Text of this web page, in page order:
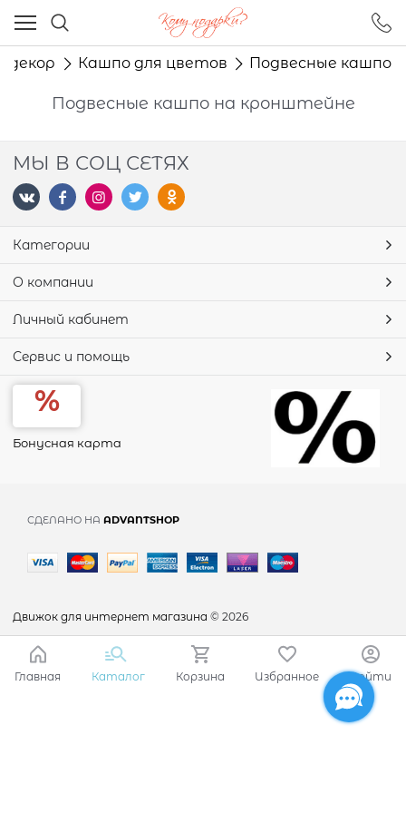
декор Кашпо для цветов Подвесные кашпо
Подвесные кашпо на кронштейне
МЫ В СОЦ СЕТЯХ
Категории
О компании
Личный кабинет
Сервис и помощь
Бонусная карта
СДЕЛАНО НА ADVANTSHOP
Движок для интернет магазина © 2026
Главная Каталог Корзина Избранное Войти
Ваш город - Москва,
угадали?
ДА НЕТ